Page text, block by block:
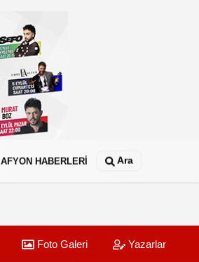
AFYON HABERLERİ Ara
Foto Galeri Yazarlar